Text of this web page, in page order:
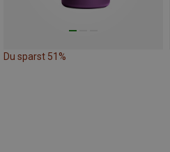
Du sparst 51%